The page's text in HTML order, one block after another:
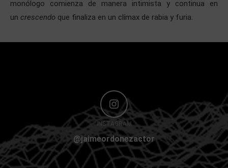
monólogo comienza de manera intimista y continua en
un crescendo que finaliza en un clímax de rabia y furia.
INSTAGRAM
@jaimeordonezactor